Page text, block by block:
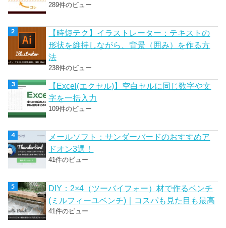
289件のビュー
【時短テク】イラストレーター：テキストの
形状を維持しながら、背景（囲み）を作る方
法
238件のビュー
【Excel(エクセル)】空白セルに同じ数字や文
字を一括入力
109件のビュー
メールソフト：サンダーバードのおすすめア
ドオン3選！
41件のビュー
DIY：2×4（ツーバイフォー）材で作るベンチ
(ミルフィーユベンチ)｜コスパも見た目も最高
41件のビュー